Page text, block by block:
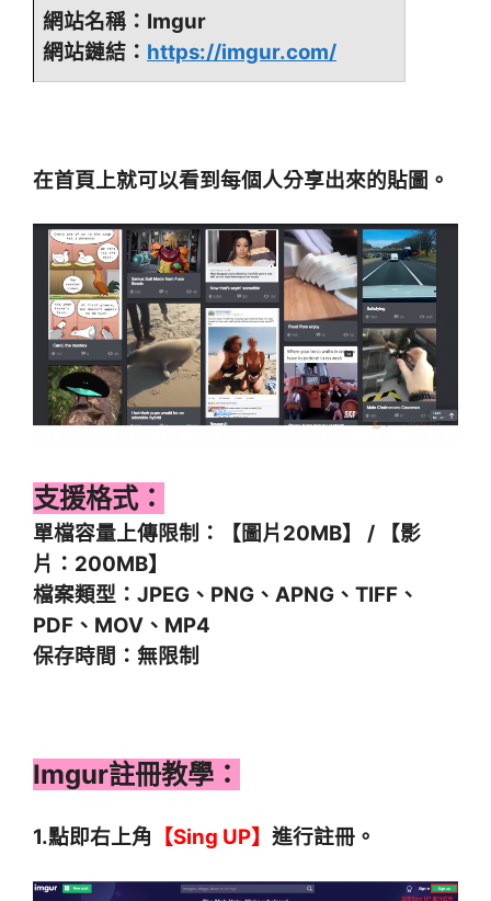
網站名稱：Imgur
網站鏈結： https://imgur.com/
在首頁上就可以看到每個人分享出來的貼圖。
支援格式：
單檔容量上傳限制：【圖片20MB】 / 【影
片：200MB】
檔案類型：JPEG、PNG、APNG、TIFF、
PDF、MOV、MP4
保存時間：無限制
Imgur註冊教學：
1.點即右上角 【Sing UP】 進行註冊。